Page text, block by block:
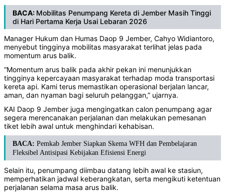
BACA: Mobilitas Penumpang Kereta di Jember Masih Tinggi
di Hari Pertama Kerja Usai Lebaran 2026
Manager Hukum dan Humas Daop 9 Jember, Cahyo Widiantoro,
menyebut tingginya mobilitas masyarakat terlihat jelas pada
momentum arus balik.
“Momentum arus balik pada akhir pekan ini menunjukkan
tingginya kepercayaan masyarakat terhadap moda transportasi
kereta api. Kami terus memastikan operasional berjalan lancar,
aman, dan nyaman bagi seluruh pelanggan,” ujarnya.
KAI Daop 9 Jember juga mengingatkan calon penumpang agar
segera merencanakan perjalanan dan melakukan pemesanan
tiket lebih awal untuk menghindari kehabisan.
BACA: Pemkab Jember Siapkan Skema WFH dan Pembelajaran
Fleksibel Antisipasi Kebijakan Efisiensi Energi
Selain itu, penumpang diimbau datang lebih awal ke stasiun,
memperhatikan jadwal keberangkatan, serta mengikuti ketentuan
perjalanan selama masa arus balik.